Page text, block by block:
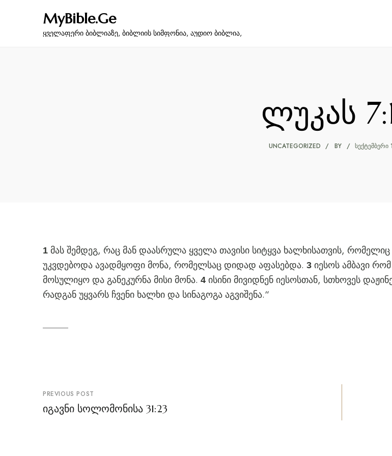
MyBible.Ge
ყველაფერი ბიბლიაზე, ბიბლიის სიმფონია, აუდიო ბიბლია,
ლუკას
UNCATEGORIZED BY ᲡᲔᲥᲢᲔᲛᲑᲔᲠᲘ
1 მას შემდეგ, რაც მან დაასრულა ყველა თავისი სიტყვა ხალხისათვის, რომელიც
უკვდებოდა ავადმყოფი მონა, რომელსაც დიდად აფასებდა. 3 იესოს ამბავი
მოსულიყო და განეკურნა მისი მონა. 4 ისინი მივიდნენ იესოსთან, სთხოვეს
რადგან უყვარს ჩვენი ხალხი და სინაგოგა აგვიშენა.“
პოსტის
ნავიგაცია
PREVIOUS POST
იგავნი სოლომონისა 31:23